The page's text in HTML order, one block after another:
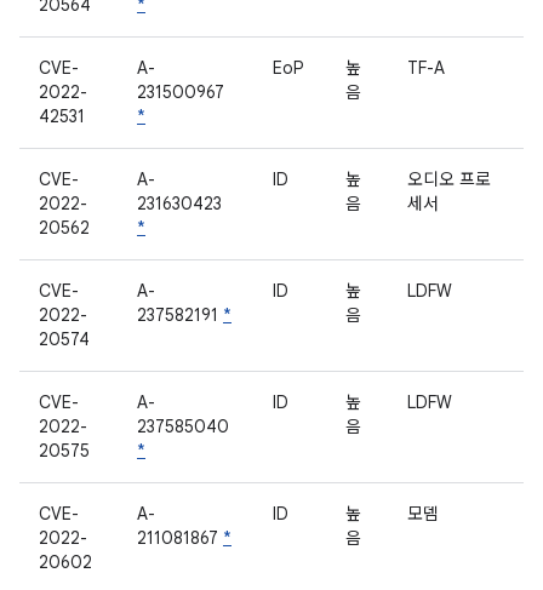
20564
*
CVE-
2022-
42531
A-
231500967
*
EoP
높
음
TF-A
CVE-
2022-
20562
A-
231630423
*
ID
높
음
오디오 프로
세서
CVE-
2022-
20574
A-
237582191 *
ID
높
음
LDFW
CVE-
2022-
20575
A-
237585040
*
ID
높
음
LDFW
CVE-
2022-
20602
A-
211081867 *
ID
높
음
모뎀